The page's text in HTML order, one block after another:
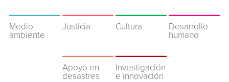
Medio
ambiente
Justicia Cultura
Desarrollo
humano
Apoyo en
desastres
Investigación
e innovación